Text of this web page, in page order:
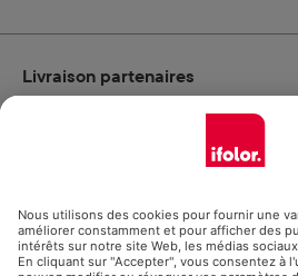
Social Media
Livraison partenaires